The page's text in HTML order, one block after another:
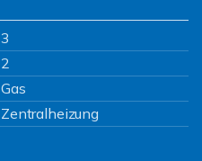
3
2
Gas
Zentralheizung